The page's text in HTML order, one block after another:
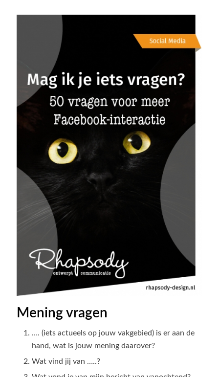
Mening vragen
…. (iets actueels op jouw vakgebied) is er aan de
hand, wat is jouw mening daarover?
Wat vind jij van …..?